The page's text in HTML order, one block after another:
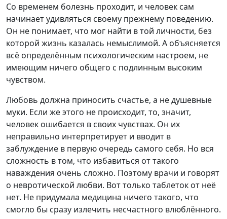
Со временем болезнь проходит, и человек сам
начинает удивляться своему прежнему поведению.
Он не понимает, что мог найти в той личности, без
которой жизнь казалась немыслимой. А объясняется
всё определённым психологическим настроем, не
имеющим ничего общего с подлинным высоким
чувством.
Любовь должна приносить счастье, а не душевные
муки. Если же этого не происходит, то, значит,
человек ошибается в своих чувствах. Он их
неправильно интерпретирует и вводит в
заблуждение в первую очередь самого себя. Но вся
сложность в том, что избавиться от такого
наваждения очень сложно. Поэтому врачи и говорят
о невротической любви. Вот только таблеток от неё
нет. Не придумала медицина ничего такого, что
смогло бы сразу излечить несчастного влюблённого.